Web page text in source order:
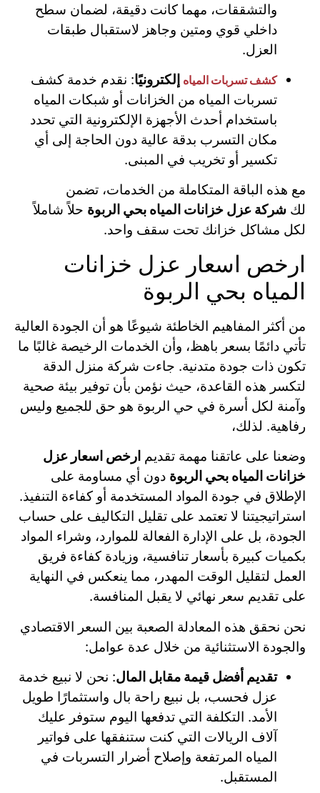
والتشققات، مهما كانت دقيقة، لضمان سطح
داخلي قوي ومتين وجاهز لاستقبال طبقات
العزل.
كشف تسربات المياه إلكترونيًا: نقدم خدمة كشف
تسربات المياه من الخزانات أو شبكات المياه
باستخدام أحدث الأجهزة الإلكترونية التي تحدد
مكان التسرب بدقة عالية دون الحاجة إلى أي
تكسير أو تخريب في المبنى.
مع هذه الباقة المتكاملة من الخدمات، تضمن
لك شركة عزل خزانات المياه بحي الربوة حلاً شاملاً
لكل مشاكل خزانك تحت سقف واحد.
ارخص اسعار عزل خزانات
المياه بحي الربوة
من أكثر المفاهيم الخاطئة شيوعًا هو أن الجودة العالية
تأتي دائمًا بسعر باهظ، وأن الخدمات الرخيصة غالبًا ما
تكون ذات جودة متدنية. جاءت شركة منزل الدقة
لتكسر هذه القاعدة، حيث نؤمن بأن توفير بيئة صحية
وآمنة لكل أسرة في حي الربوة هو حق للجميع وليس
رفاهية. لذلك،
وضعنا على عاتقنا مهمة تقديم ارخص اسعار عزل
خزانات المياه بحي الربوة دون أي مساومة على
الإطلاق في جودة المواد المستخدمة أو كفاءة التنفيذ.
استراتيجيتنا لا تعتمد على تقليل التكاليف على حساب
الجودة، بل على الإدارة الفعالة للموارد، وشراء المواد
بكميات كبيرة بأسعار تنافسية، وزيادة كفاءة فريق
العمل لتقليل الوقت المهدر، مما ينعكس في النهاية
على تقديم سعر نهائي لا يقبل المنافسة.
نحن نحقق هذه المعادلة الصعبة بين السعر الاقتصادي
والجودة الاستثنائية من خلال عدة عوامل:
تقديم أفضل قيمة مقابل المال: نحن لا نبيع خدمة
عزل فحسب، بل نبيع راحة بال واستثمارًا طويل
الأمد. التكلفة التي تدفعها اليوم ستوفر عليك
آلاف الريالات التي كنت ستنفقها على فواتير
المياه المرتفعة وإصلاح أضرار التسربات في
المستقبل.